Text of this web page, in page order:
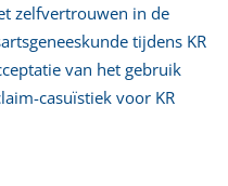
zelfvertrouwen in de
tijdens KR
van het gebruik
casuïstiek voor KR